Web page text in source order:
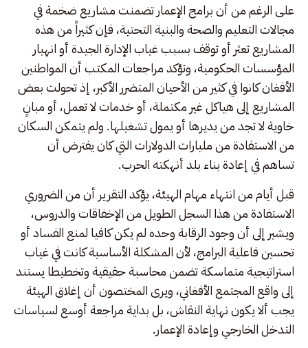
على الرغم من أن برامج الإعمار تضمنت مشاريع ضخمة في
مجالات التعليم والصحة والبنية التحتية، فإن كثيراً من هذه
المشاريع تعثر أو توقف بسبب غياب الإدارة الجيدة أو انهيار
المؤسسات الحكومية، وتؤكد مراجعات المكتب أن المواطنين
الأفغان كانوا في كثير من الأحيان المتضرر الأكبر، إذ تحولت بعض
المشاريع إلى هياكل غير مكتملة، أو خدمات لا تعمل، أو مبانٍ
خاوية لا تجد من يديرها أو يمول تشغيلها. ولم يتمكن السكان
من الاستفادة من مليارات الدولارات التي كان يفترض أن
تساهم في إعادة بناء بلد أنهكته الحرب.
قبل أيام من انتهاء مهام الهيئة، يؤكد التقرير أن من الضروري
الاستفادة من هذا السجل الطويل من الإخفاقات والدروس،
ويشير إلى أن وجود الرقابة وحده لم يكن كافيا لمنع الفساد أو
تحسين فاعلية البرامج، لأن المشكلة الأساسية كانت في غياب
استراتيجية متماسكة تضمن محاسبة حقيقية وتخطيطا يستند
إلى واقع المجتمع الأفغاني، ويرى المختصون أن إغلاق الهيئة
يجب ألا يكون نهاية النقاش، بل بداية مراجعة أوسع لسياسات
التدخل الخارجي وإعادة الإعمار.